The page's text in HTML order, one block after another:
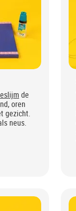
de
oren
gezicht.
neus.